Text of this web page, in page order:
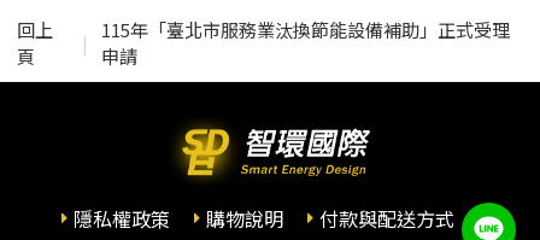
回上
頁
|
115年「臺北市服務業汰換節能設備補助」正式受理
申請
隱私權政策 購物說明
付款與配送方式